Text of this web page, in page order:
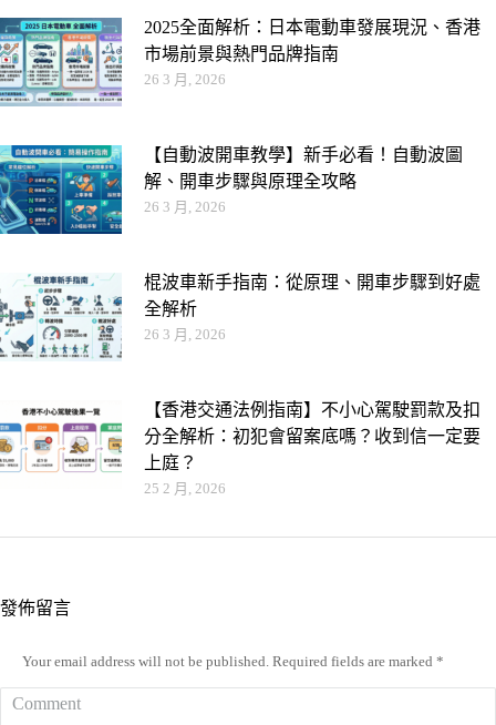
2025全面解析：日本電動車發展現況、香港
市場前景與熱門品牌指南
26 3 月, 2026
【自動波開車教學】新手必看！自動波圖
解、開車步驟與原理全攻略
26 3 月, 2026
棍波車新手指南：從原理、開車步驟到好處
全解析
26 3 月, 2026
【香港交通法例指南】不小心駕駛罰款及扣
分全解析：初犯會留案底嗎？收到信一定要
上庭？
25 2 月, 2026
發佈留言
Your email address will not be published. Required fields are marked *
Comment